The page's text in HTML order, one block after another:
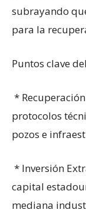
subrayando
para la
Puntos clave
*
protocolos
pozos e
* Inversión
capital
mediana